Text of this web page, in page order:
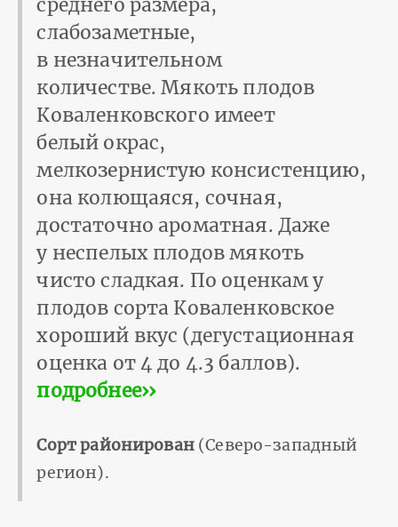
слабозаметные,
в незначительном
количестве. Мякоть плодов
Коваленковского имеет
белый окрас,
мелкозернистую консистенцию,
она колющаяся, сочная,
достаточно ароматная. Даже
у неспелых плодов мякоть
чисто сладкая. По оценкам у
плодов сорта Коваленковское
хороший вкус (дегустационная
оценка от 4 до 4.3 баллов).
подробнее››
Сорт районирован(Северо-западный
регион).